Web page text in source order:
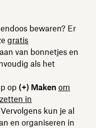
bewaren? Er
gratis
van bonnetjes en
als het
op (+) Maken om
in
kun je al
en organiseren in